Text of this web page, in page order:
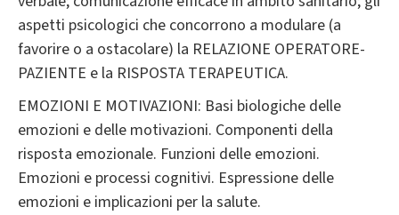
aspetti psicologici che concorrono a modulare (a
favorire o a ostacolare) la RELAZIONE OPERATORE-
PAZIENTE e la RISPOSTA TERAPEUTICA.
EMOZIONI E MOTIVAZIONI: Basi biologiche delle
emozioni e delle motivazioni. Componenti della
risposta emozionale. Funzioni delle emozioni.
Emozioni e processi cognitivi. Espressione delle
emozioni e implicazioni per la salute.